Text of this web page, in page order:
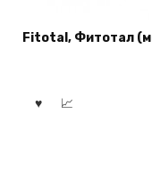
Fitotal, Фитотал